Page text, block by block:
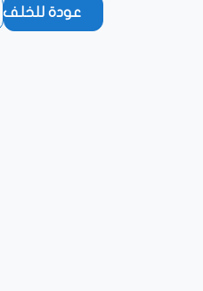
عودة للخلف